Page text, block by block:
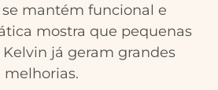
mantém funcional e
mostra que pequenas
já geram grandes
melhorias.